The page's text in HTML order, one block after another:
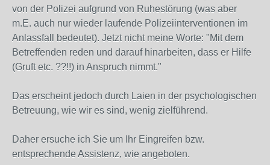
von der Polizei aufgrund von Ruhestörung (was aber
m.E. auch nur wieder laufende Polizeiinterventionen im
Anlassfall bedeutet). Jetzt nicht meine Worte: "Mit dem
Betreffenden reden und darauf hinarbeiten, dass er Hilfe
(Gruft etc. ??!!) in Anspruch nimmt."
Das erscheint jedoch durch Laien in der psychologischen
Betreuung, wie wir es sind, wenig zielführend.
Daher ersuche ich Sie um Ihr Eingreifen bzw.
entsprechende Assistenz, wie angeboten.